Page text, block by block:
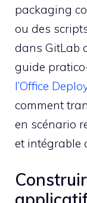
packaging
ou des
dans GitLab
guide
l’Office
comment
en scénario
et intégrable